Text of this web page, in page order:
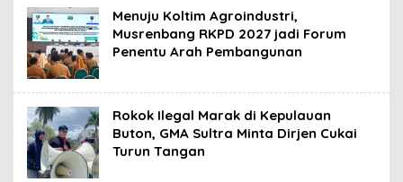
Menuju Koltim Agroindustri,
Musrenbang RKPD 2027 jadi Forum
Penentu Arah Pembangunan
Rokok Ilegal Marak di Kepulauan
Buton, GMA Sultra Minta Dirjen Cukai
Turun Tangan